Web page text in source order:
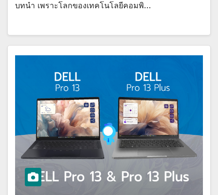
บทนำ เพราะโลกของเทคโนโลยีคอมพิ…